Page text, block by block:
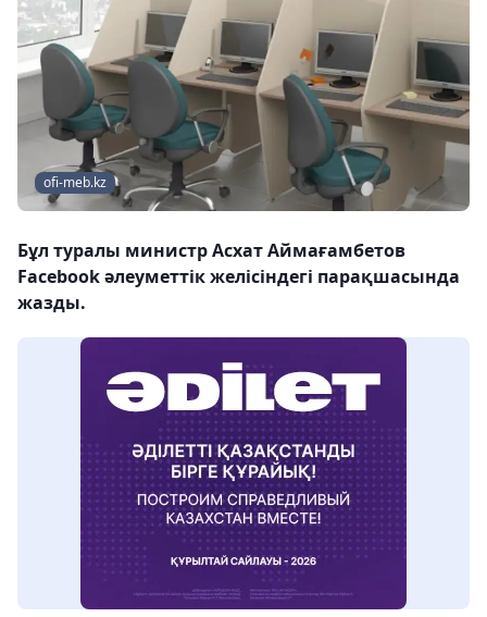
ofi-meb.kz
Бұл туралы министр Асхат Аймағамбетов
Facebook әлеуметтік желісіндегі парақшасында
жазды.